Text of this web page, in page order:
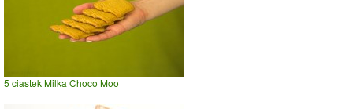
5 ciastek Milka Choco Moo